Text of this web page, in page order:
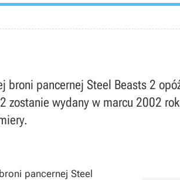
pancernej Steel Beasts 2
zostanie wydany w marcu 2002
pancernej Steel